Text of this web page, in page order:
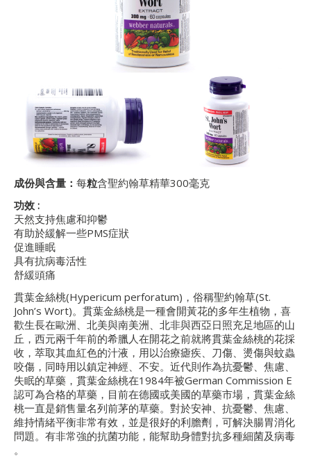
成份與含量： 每粒含聖約翰草精華300毫克
功效 :
天然支持焦慮和抑鬱
有助於緩解一些PMS症狀
促進睡眠
具有抗病毒活性
舒緩頭痛
貫葉金絲桃(Hypericum perforatum)，俗稱聖約翰草(St.
John’s Wort)。貫葉金絲桃是一種會開黃花的多年生植物，喜
歡生長在歐洲、北美與南美洲、北非與西亞日照充足地區的山
丘，西元兩千年前的希臘人在開花之前就將貫葉金絲桃的花採
收，萃取其血紅色的汁液，用以治療瘧疾、刀傷、燙傷與蚊蟲
咬傷，同時用以鎮定神經、不安。近代則作為抗憂鬱、焦慮、
失眠的草藥，貫葉金絲桃在1984年被German Commission E
認可為合格的草藥，目前在德國或美國的草藥市場，貫葉金絲
桃一直是銷售量名列前茅的草藥。對於安神、抗憂鬱、焦慮、
維持情緒平衡非常有效，並是很好的利膽劑，可解決腸胃消化
問題。有非常強的抗菌功能，能幫助身體對抗多種細菌及病毒
。